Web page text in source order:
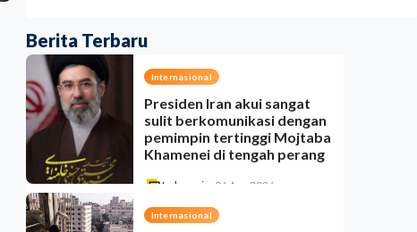
Berita Terbaru
Internasional
Presiden Iran akui sangat
sulit berkomunikasi dengan
pemimpin tertinggi Mojtaba
Khamenei di tengah perang
Indonesia 06 Aug 2026
Internasional